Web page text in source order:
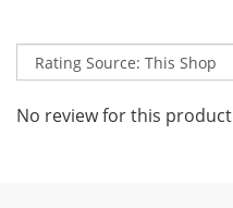
No review for this product